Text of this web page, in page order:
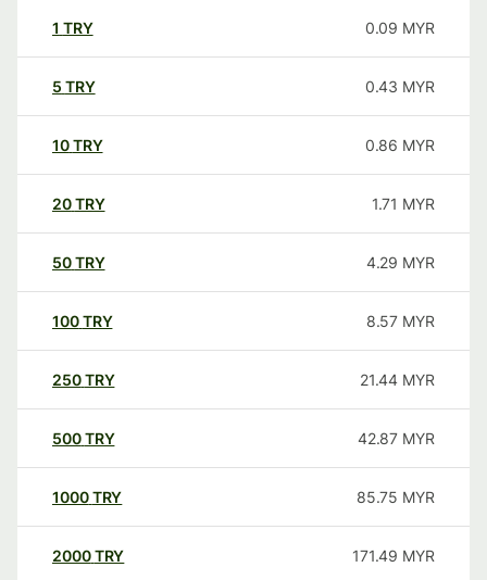
1 TRY 0.09 MYR
5 TRY 0.43 MYR
10TRY 0.86 MYR
20TRY 1.71 MYR
50TRY 4.29 MYR
100TRY 8.57 MYR
250TRY 21.44 MYR
500TRY 42.87 MYR
1000TRY 85.75 MYR
2000TRY 171.49 MYR